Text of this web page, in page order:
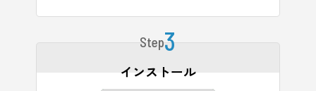
Step3
インストール